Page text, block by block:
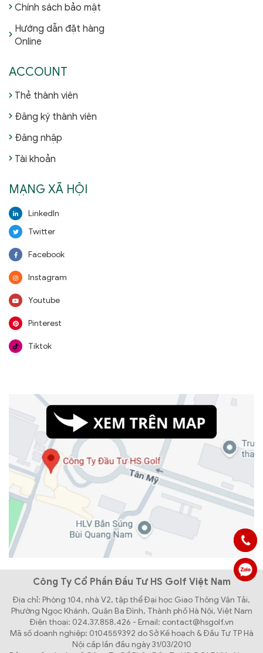
Chính sách bảo mật
Hướng dẫn đặt hàng
Online
ACCOUNT
Thẻ thành viên
Đăng ký thành viên
Đăng nhập
Tài khoản
MẠNG XÃ HỘI
LinkedIn
Twitter
Facebook
Instagram
Youtube
Pinterest
Tiktok
Công Ty Cổ Phần Đầu Tư HS Golf Việt Nam
Địa chỉ: Phòng 104, nhà V2, tập thể Đại học Giao Thông Vận Tải,
Phường Ngọc Khánh, Quận Ba Đình, Thành phố Hà Nội, Việt Nam
Điện thoại: 024.37.858.426 - Email: contact@hsgolf.vn
Mã số doanh nghiệp: 0104559392 do Sở Kế hoạch & Đầu Tư TP Hà
Nội cấp lần đầu ngày 31/03/2010